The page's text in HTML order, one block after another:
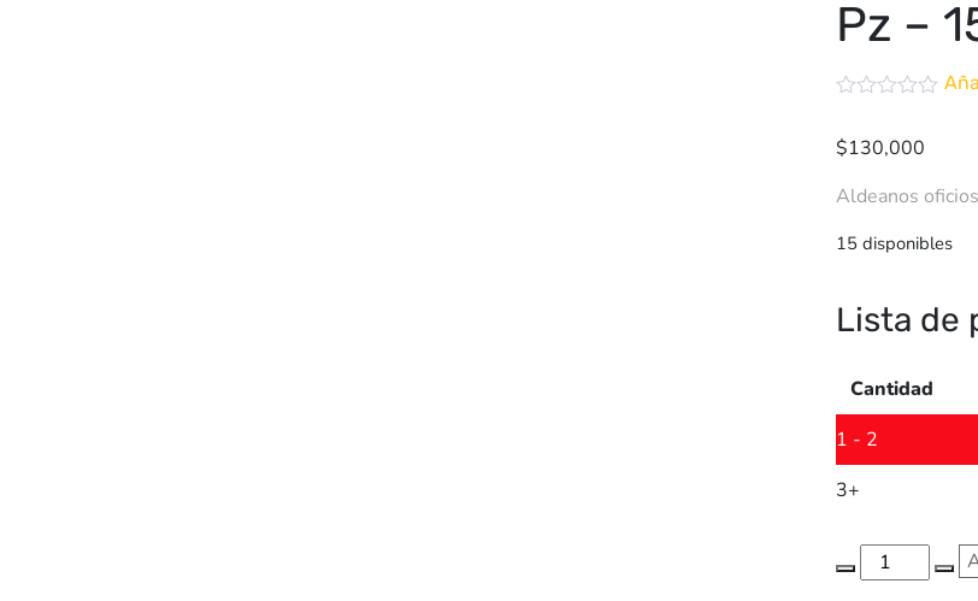
Pz –
$130,000
Aldeanos
15 disponibles
Lista de
Cantidad
1 - 2
3+
Cantidad
de